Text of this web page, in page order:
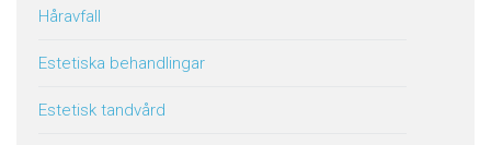
Håravfall
Estetiska behandlingar
Estetisk tandvård